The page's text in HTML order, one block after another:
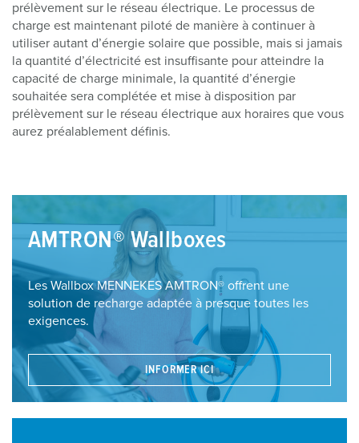
prélèvement sur le réseau électrique. Le processus de
charge est maintenant piloté de manière à continuer à
utiliser autant d’énergie solaire que possible, mais si jamais
la quantité d’électricité est insuffisante pour atteindre la
capacité de charge minimale, la quantité d’énergie
souhaitée sera complétée et mise à disposition par
prélèvement sur le réseau électrique aux horaires que vous
aurez préalablement définis.
AMTRON® Wallboxes
Les Wallbox MENNEKES AMTRON® offrent une
solution de recharge adaptée à presque toutes les
exigences.
INFORMER ICI